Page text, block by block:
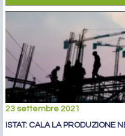
23 settembre 2021
ISTAT: CALA LA PRODUZIONE